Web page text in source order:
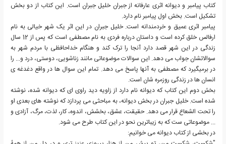
کتاب پیامبر و دیوانه اثری عارفانه از جبران خلیل جبران است. این کتاب از دو بخش
تشکیل است. بخش اول پیامبر نام دارد.
پیامبر اثری عمیق و خردمندانه است. خلیل جبران در این اثر یک شهر خیالی به نام
ارفالس خلق کرده است و داستان درباره فردی به نام مصطفی است که پس از 12 سال
زندگی در این شهر قصد دارد آنجا را ترک کند و هنگام خداحافظی با مردم شهر به
سوالاتشان جواب می دهد. این سوالات موضوعاتی مانند زناشویی، دوستی، درد و... را
در برمیگیرد که مصطفی به آنها پاسخ می دهد. تمام این سوال ها در واقع دغدغه ی
انسان ها در زندگی روزمره شان است.
بخش دوم این کتاب که دیوانه نام دارد از زاویه دید راوی ای که دیوانه شده، نوشته
شده است. خلیل جبران در بخش دیوانه، به مباحثی می پردازد که نوشته های بعدی او
را تحت الشعاع قرار می دهد. حقیقت، عشق، بخشش، اندوه، کار، لذت، مرگ، آزادی و
... موضوعاتی ست که به زیباترین نحو در این کتاب طرح می شود.
در بخشی از کتاب دیوانه می خوانیم: